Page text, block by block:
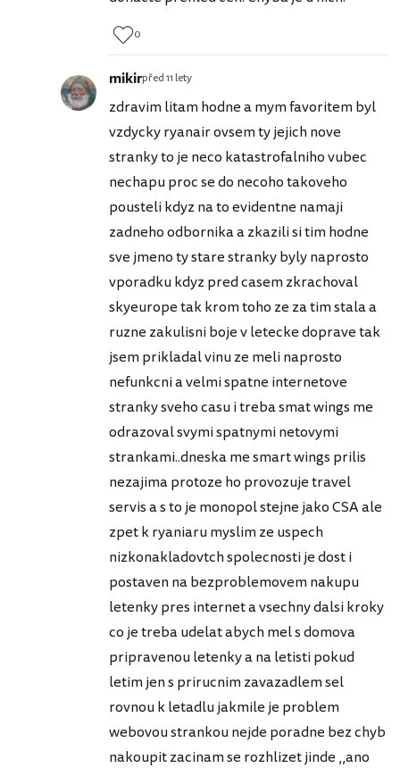
0
mikirpřed 11 lety
zdravim litam hodne a mym favoritem byl
vzdycky ryanair ovsem ty jejich nove
stranky to je neco katastrofalniho vubec
nechapu proc se do necoho takoveho
pousteli kdyz na to evidentne namaji
zadneho odbornika a zkazili si tim hodne
sve jmeno ty stare stranky byly naprosto
vporadku kdyz pred casem zkrachoval
skyeurope tak krom toho ze za tim stala a
ruzne zakulisni boje v letecke doprave tak
jsem prikladal vinu ze meli naprosto
nefunkcni a velmi spatne internetove
stranky sveho casu i treba smat wings me
odrazoval svymi spatnymi netovymi
strankami..dneska me smart wings prilis
nezajima protoze ho provozuje travel
servis a s to je monopol stejne jako CSA ale
zpet k ryaniaru myslim ze uspech
nizkonakladovtch spolecnosti je dost i
postaven na bezproblemovem nakupu
letenky pres internet a vsechny dalsi kroky
co je treba udelat abych mel s domova
pripravenou letenky a na letisti pokud
letim jen s prirucnim zavazadlem sel
rovnou k letadlu jakmile je problem
webovou strankou nejde poradne bez chyb
nakoupit zacinam se rozhlizet jinde ,,ano